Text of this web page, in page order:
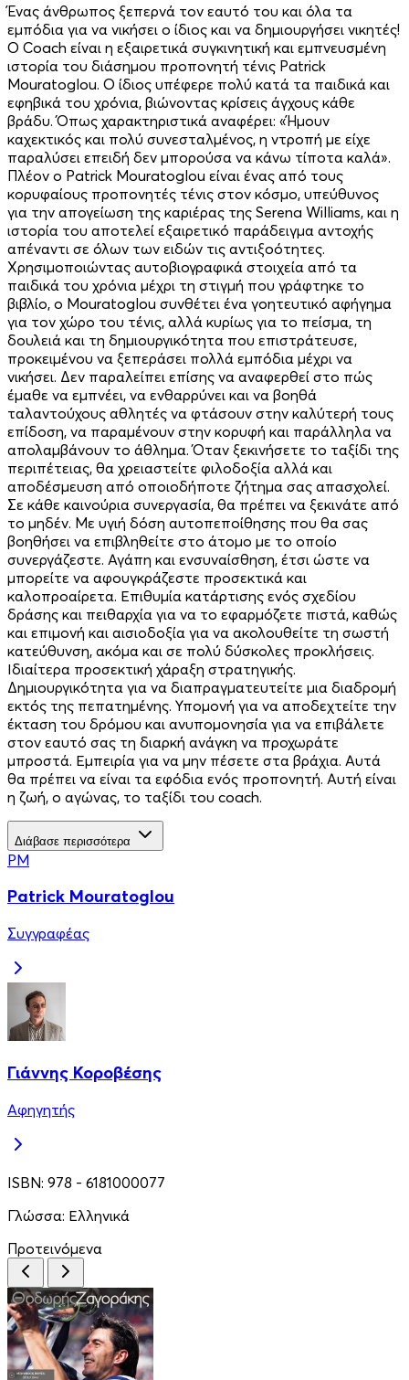
Ένας άνθρωπος ξεπερνά τον εαυτό του και όλα τα
εμπόδια για να νικήσει ο ίδιος και να δημιουργήσει νικητές!
Ο Coach είναι η εξαιρετικά συγκινητική και εμπνευσμένη
ιστορία του διάσημου προπονητή τένις Patrick
Mouratoglou. Ο ίδιος υπέφερε πολύ κατά τα παιδικά και
εφηβικά του χρόνια, βιώνοντας κρίσεις άγχους κάθε
βράδυ. Όπως χαρακτηριστικά αναφέρει: «Ήμουν
καχεκτικός και πολύ συνεσταλμένος, η ντροπή με είχε
παραλύσει επειδή δεν μπορούσα να κάνω τίποτα καλά».
Πλέον ο Patrick Mouratoglou είναι ένας από τους
κορυφαίους προπονητές τένις στον κόσμο, υπεύθυνος
για την απογείωση της καριέρας της Serena Williams, και η
ιστορία του αποτελεί εξαιρετικό παράδειγμα αντοχής
απέναντι σε όλων των ειδών τις αντιξοότητες.
Χρησιμοποιώντας αυτοβιογραφικά στοιχεία από τα
παιδικά του χρόνια μέχρι τη στιγμή που γράφτηκε το
βιβλίο, ο Mouratoglou συνθέτει ένα γοητευτικό αφήγημα
για τον χώρο του τένις, αλλά κυρίως για το πείσμα, τη
δουλειά και τη δημιουργικότητα που επιστράτευσε,
προκειμένου να ξεπεράσει πολλά εμπόδια μέχρι να
νικήσει. Δεν παραλείπει επίσης να αναφερθεί στο πώς
έμαθε να εμπνέει, να ενθαρρύνει και να βοηθά
ταλαντούχους αθλητές να φτάσουν στην καλύτερή τους
επίδοση, να παραμένουν στην κορυφή και παράλληλα να
απολαμβάνουν το άθλημα. Όταν ξεκινήσετε το ταξίδι της
περιπέτειας, θα χρειαστείτε φιλοδοξία αλλά και
αποδέσμευση από οποιοδήποτε ζήτημα σας απασχολεί.
Σε κάθε καινούρια συνεργασία, θα πρέπει να ξεκινάτε από
το μηδέν. Με υγιή δόση αυτοπεποίθησης που θα σας
βοηθήσει να επιβληθείτε στο άτομο με το οποίο
συνεργάζεστε. Αγάπη και ενσυναίσθηση, έτσι ώστε να
μπορείτε να αφουγκράζεστε προσεκτικά και
καλοπροαίρετα. Επιθυμία κατάρτισης ενός σχεδίου
δράσης και πειθαρχία για να το εφαρμόζετε πιστά, καθώς
και επιμονή και αισιοδοξία για να ακολουθείτε τη σωστή
κατεύθυνση, ακόμα και σε πολύ δύσκολες προκλήσεις.
Ιδιαίτερα προσεκτική χάραξη στρατηγικής.
Δημιουργικότητα για να διαπραγματευτείτε μια διαδρομή
εκτός της πεπατημένης. Υπομονή για να αποδεχτείτε την
έκταση του δρόμου και ανυπομονησία για να επιβάλετε
στον εαυτό σας τη διαρκή ανάγκη να προχωράτε
μπροστά. Εμπειρία για να μην πέσετε στα βράχια. Αυτά
θα πρέπει να είναι τα εφόδια ενός προπονητή. Αυτή είναι
η ζωή, ο αγώνας, το ταξίδι του coach.
Διάβασε περισσότερα
PM
Patrick Mouratoglou
Συγγραφέας
Γιάννης Κοροβέσης
Αφηγητής
ISBN: 978 - 6181000077
Γλώσσα: Ελληνικά
Προτεινόμενα